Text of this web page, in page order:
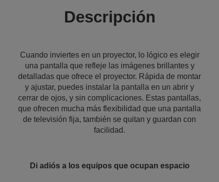
Descripción
Cuando inviertes en un proyector, lo lógico es elegir
una pantalla que refleje las imágenes brillantes y
detalladas que ofrece el proyector. Rápida de montar
y ajustar, puedes instalar la pantalla en un abrir y
cerrar de ojos, y sin complicaciones. Estas pantallas,
que ofrecen mucha más flexibilidad que una pantalla
de televisión fija, también se quitan y guardan con
facilidad.
Di adiós a los equipos que ocupan espacio